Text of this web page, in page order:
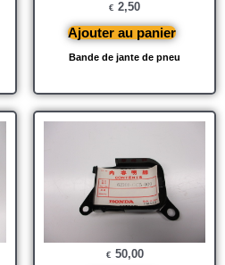
Bande de jante de pneu
€ 2,50
Ajouter au panier
€ 50,00